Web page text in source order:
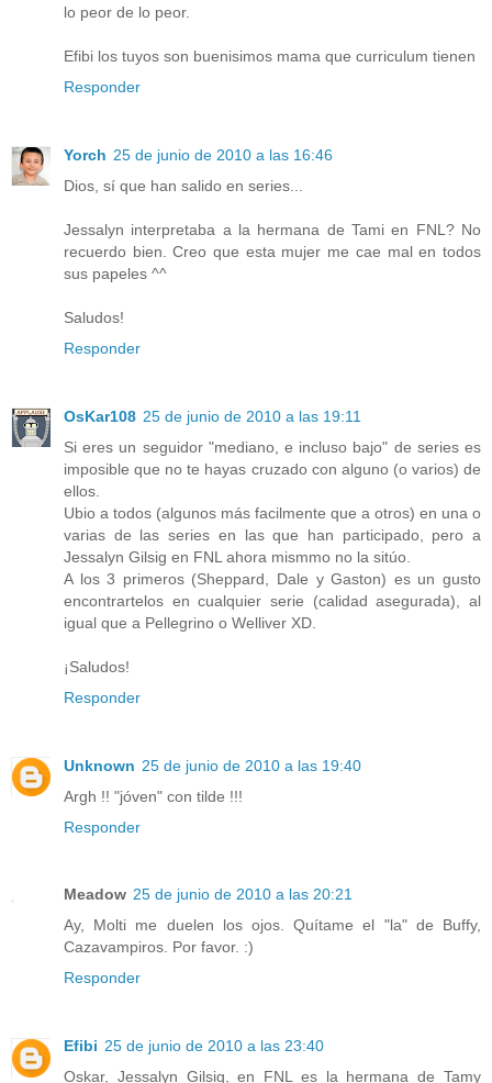
lo peor de lo peor.
Efibi los tuyos son buenisimos mama que curriculum tienen
Responder
Yorch 25 de junio de 2010 a las 16:46
Dios, sí que han salido en series...
Jessalyn interpretaba a la hermana de Tami en FNL? No
recuerdo bien. Creo que esta mujer me cae mal en todos
sus papeles ^^
Saludos!
Responder
OsKar108 25 de junio de 2010 a las 19:11
Si eres un seguidor "mediano, e incluso bajo" de series es
imposible que no te hayas cruzado con alguno (o varios) de
ellos.
Ubio a todos (algunos más facilmente que a otros) en una o
varias de las series en las que han participado, pero a
Jessalyn Gilsig en FNL ahora mismmo no la sitúo.
A los 3 primeros (Sheppard, Dale y Gaston) es un gusto
encontrartelos en cualquier serie (calidad asegurada), al
igual que a Pellegrino o Welliver XD.
¡Saludos!
Responder
Unknown 25 de junio de 2010 a las 19:40
Argh !! "jóven" con tilde !!!
Responder
Meadow 25 de junio de 2010 a las 20:21
Ay, Molti me duelen los ojos. Quítame el "la" de Buffy,
Cazavampiros. Por favor. :)
Responder
Efibi 25 de junio de 2010 a las 23:40
Oskar, Jessalyn Gilsig, en FNL es la hermana de Tamy